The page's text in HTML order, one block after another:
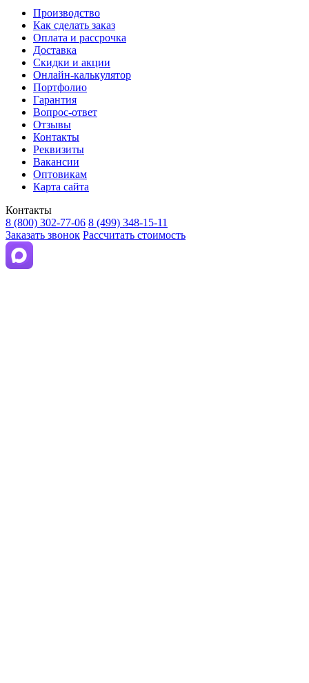
Производство
Как сделать заказ
Оплата и рассрочка
Доставка
Скидки и акции
Онлайн-калькулятор
Портфолио
Гарантия
Вопрос-ответ
Отзывы
Контакты
Реквизиты
Вакансии
Оптовикам
Карта сайта
Контакты
8 (800) 302-77-06 8 (499) 348-15-11
Заказать звонок Рассчитать стоимость